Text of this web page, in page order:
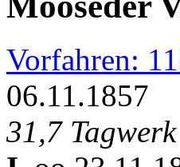
Vorfahren:
06.11.1857
31,7 Tagwerk